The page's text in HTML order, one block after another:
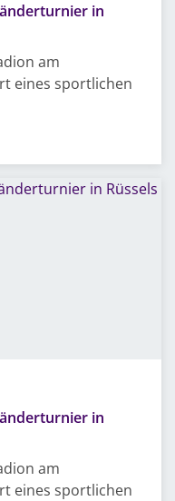
in
am
eines sportlichen
in
am
eines sportlichen